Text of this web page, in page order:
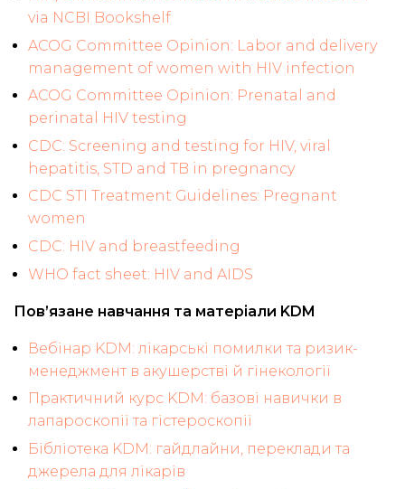
via NCBI Bookshelf
ACOG Committee Opinion: Labor and delivery
management of women with HIV infection
ACOG Committee Opinion: Prenatal and
perinatal HIV testing
CDC: Screening and testing for HIV, viral
hepatitis, STD and TB in pregnancy
CDC STI Treatment Guidelines: Pregnant
women
CDC: HIV and breastfeeding
WHO fact sheet: HIV and AIDS
Пов’язане навчання та матеріали KDM
Вебінар KDM: лікарські помилки та ризик-
менеджмент в акушерстві й гінекології
Практичний курс KDM: базові навички в
лапароскопії та гістероскопії
Бібліотека KDM: гайдлайни, переклади та
джерела для лікарів